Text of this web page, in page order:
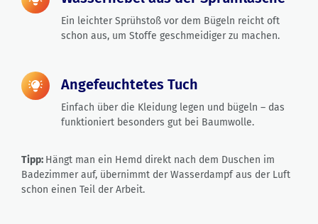
Ein leichter Sprühstoß vor dem Bügeln reicht oft
schon aus, um Stoffe geschmeidiger zu machen.
Angefeuchtetes Tuch
Einfach über die Kleidung legen und bügeln – das
funktioniert besonders gut bei Baumwolle.
Tipp: Hängt man ein Hemd direkt nach dem Duschen im
Badezimmer auf, übernimmt der Wasserdampf aus der Luft
schon einen Teil der Arbeit.